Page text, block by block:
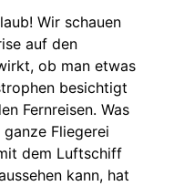
Wir schauen
auf den
ob man etwas
besichtigt
Fernreisen. Was
Fliegerei
dem Luftschiff
kann, hat